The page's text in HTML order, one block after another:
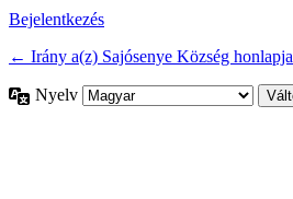
Bejelentkezés
← Irány a(z) Sajósenye Község honlapja
Nyelv